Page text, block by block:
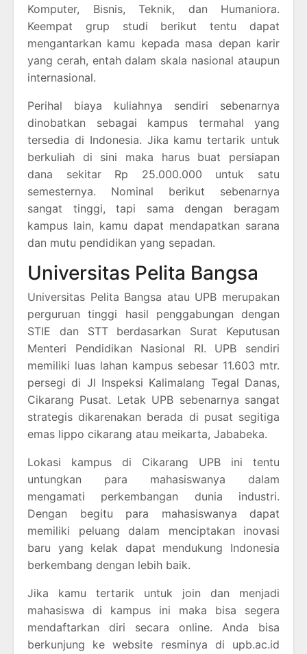
Komputer, Bisnis, Teknik, dan Humaniora.
Keempat grup studi berikut tentu dapat
mengantarkan kamu kepada masa depan karir
yang cerah, entah dalam skala nasional ataupun
internasional.
Perihal biaya kuliahnya sendiri sebenarnya
dinobatkan sebagai kampus termahal yang
tersedia di Indonesia. Jika kamu tertarik untuk
berkuliah di sini maka harus buat persiapan
dana sekitar Rp 25.000.000 untuk satu
semesternya. Nominal berikut sebenarnya
sangat tinggi, tapi sama dengan beragam
kampus lain, kamu dapat mendapatkan sarana
dan mutu pendidikan yang sepadan.
Universitas Pelita Bangsa
Universitas Pelita Bangsa atau UPB merupakan
perguruan tinggi hasil penggabungan dengan
STIE dan STT berdasarkan Surat Keputusan
Menteri Pendidikan Nasional RI. UPB sendiri
memiliki luas lahan kampus sebesar 11.603 mtr.
persegi di Jl Inspeksi Kalimalang Tegal Danas,
Cikarang Pusat. Letak UPB sebenarnya sangat
strategis dikarenakan berada di pusat segitiga
emas lippo cikarang atau meikarta, Jababeka.
Lokasi kampus di Cikarang UPB ini tentu
untungkan para mahasiswanya dalam
mengamati perkembangan dunia industri.
Dengan begitu para mahasiswanya dapat
memiliki peluang dalam menciptakan inovasi
baru yang kelak dapat mendukung Indonesia
berkembang dengan lebih baik.
Jika kamu tertarik untuk join dan menjadi
mahasiswa di kampus ini maka bisa segera
mendaftarkan diri secara online. Anda bisa
berkunjung ke website resminya di upb.ac.id